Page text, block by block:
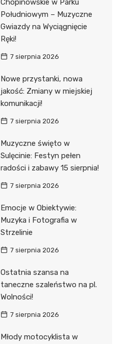
Chopinowskie w Parku
Południowym – Muzyczne
Gwiazdy na Wyciągnięcie
Ręki!
7 sierpnia 2026
Nowe przystanki, nowa
jakość: Zmiany w miejskiej
komunikacji!
7 sierpnia 2026
Muzyczne święto w
Sulęcinie: Festyn pełen
radości i zabawy 15 sierpnia!
7 sierpnia 2026
Emocje w Obiektywie:
Muzyka i Fotografia w
Strzelinie
7 sierpnia 2026
Ostatnia szansa na
taneczne szaleństwo na pl.
Wolności!
7 sierpnia 2026
Młody motocyklista w